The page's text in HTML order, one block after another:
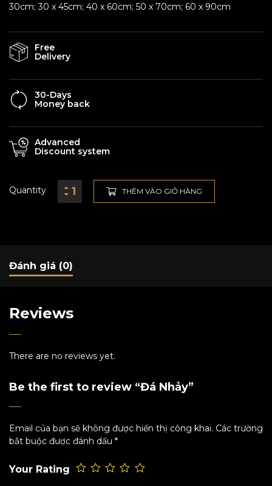
30cm; 30 x 45cm; 40 x 60cm; 50 x 70cm; 60 x 90cm
Free
Delivery
30-Days
Money back
Advanced
Discount system
Quantity THÊM VÀO GIỎ HÀNG
Đánh giá (0)
Reviews
There are no reviews yet.
Be the first to review “Đá Nhảy”
Email của bạn sẽ không được hiển thị công khai. Các trường
bắt buộc được đánh dấu *
Your Rating